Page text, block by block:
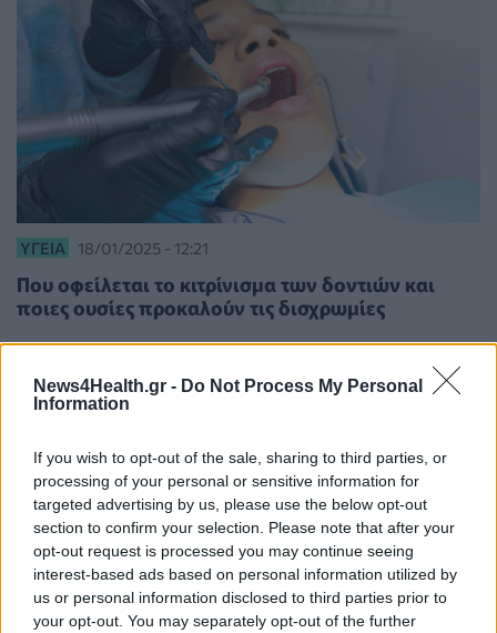
News4Health.gr - Do Not Process My Personal
Information
If you wish to opt-out of the sale, sharing to third parties, or
processing of your personal or sensitive information for
targeted advertising by us, please use the below opt-out
section to confirm your selection. Please note that after your
opt-out request is processed you may continue seeing
interest-based ads based on personal information utilized by
us or personal information disclosed to third parties prior to
your opt-out. You may separately opt-out of the further
ΥΓΕΊΑ 18/01/2025 - 12:21
Που οφείλεται το κιτρίνισμα των δοντιών και
ποιες ουσίες προκαλούν τις δισχρωμίες